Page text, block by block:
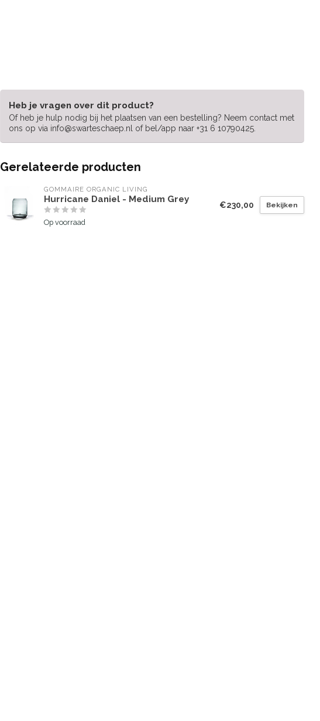
Heb je vragen over dit product?
Of heb je hulp nodig bij het plaatsen van een bestelling? Neem contact met
ons op via info@swarteschaep.nl of bel/app naar +31 6 10790425.
Gerelateerde producten
GOMMAIRE ORGANIC LIVING
Hurricane Daniel - Medium Grey
Op voorraad
€230,00 Bekijken